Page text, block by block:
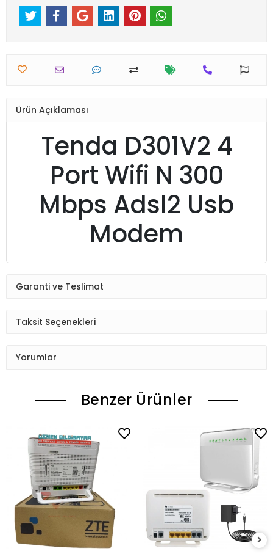
Ürün Açıklaması
Tenda D301V2 4
Port Wifi N 300
Mbps Adsl2 Usb
Modem
Garanti ve Teslimat
Taksit Seçenekleri
Yorumlar
Benzer Ürünler